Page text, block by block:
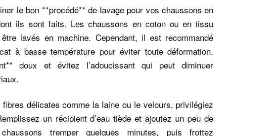
le bon **procédé** de lavage pour vos chaussons en
ils sont faits. Les chaussons en coton ou en tissu
lavés en machine. Cependant, il est recommandé
à basse température pour éviter toute déformation.
doux et évitez l’adoucissant qui peut diminuer
délicates comme la laine ou le velours, privilégiez
un récipient d’eau tiède et ajoutez un peu de
tremper quelques minutes, puis frottez